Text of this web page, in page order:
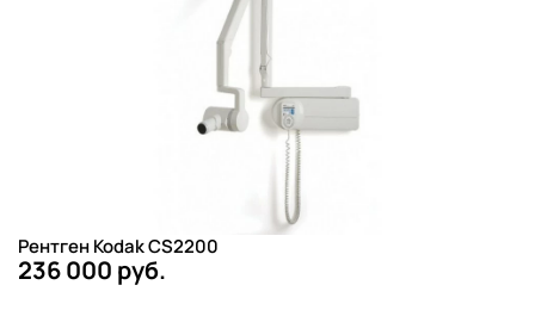
Рентген Kodak CS2200
236 000 руб.